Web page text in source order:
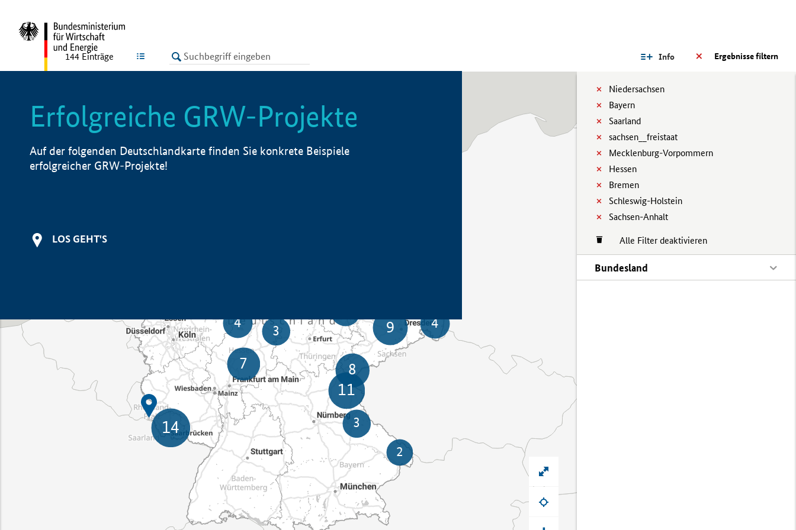
LISTE Ergebnisse filtern
Info
Niedersachsen
Bayern
Saarland
sachsen__freistaat
Mecklenburg-Vorpommern
Hessen
Bremen
Schleswig-Holstein
Sachsen-Anhalt
Alle Filter deaktivieren
Bundesland
144 Einträge
Erfolgreiche GRW-Projekte
Auf der folgenden Deutschlandkarte finden Sie konkrete Beispiele
erfolgreicher GRW-Projekte!
LOS GEHT'S